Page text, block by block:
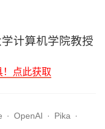
计算机学院教授
点此获取
· OpenAI · Pika ·